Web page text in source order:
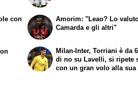
con
Amorim: "Leao? Lo
Camarda e gli altri"
Milan-Inter, Torriani è da
di no su Lavelli, si ripete
con un gran volo alla sua